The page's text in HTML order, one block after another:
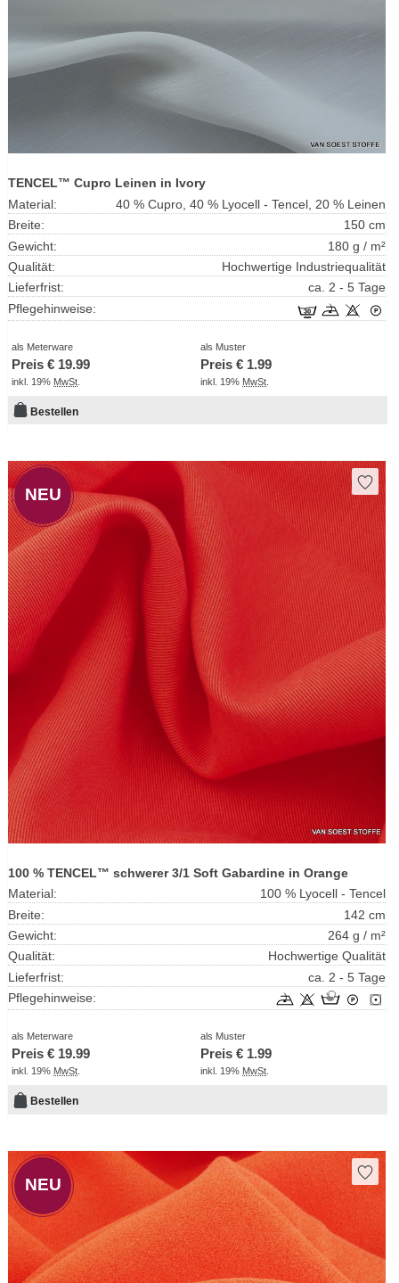
TENCEL™ Cupro Leinen in Ivory
Material:
40 % Cupro, 40 % Lyocell - Tencel, 20 % Leinen
Breite:
150 cm
Gewicht:
180 g / m²
Qualität:
Hochwertige Industriequalität
Lieferfrist:
ca. 2 - 5 Tage
Pflegehinweise:
als Meterware
Preis € 19.99
inkl. 19% MwSt
als Muster
Preis € 1.99
inkl. 19% MwSt
Bestellen
NEU
100 % TENCEL™ schwerer 3/1 Soft Gabardine in Orange
Material:
100 % Lyocell - Tencel
Breite:
142 cm
Gewicht:
264 g / m²
Qualität:
Hochwertige Qualität
Lieferfrist:
ca. 2 - 5 Tage
Pflegehinweise:
als Meterware
Preis € 19.99
inkl. 19% MwSt
als Muster
Preis € 1.99
inkl. 19% MwSt
Bestellen
NEU